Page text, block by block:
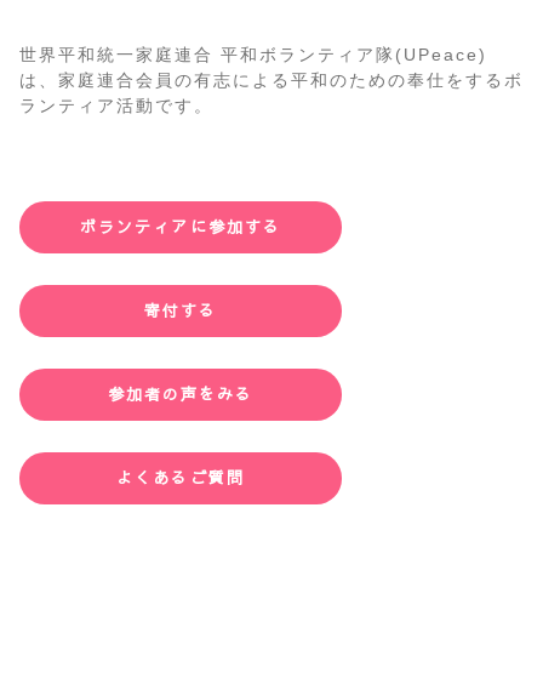
世界平和統一家庭連合 平和ボランティア隊(UPeace)
は、家庭連合会員の有志による平和のための奉仕をするボ
ランティア活動です。
ボランティアに参加する
寄付する
参加者の声をみる
よくあるご質問